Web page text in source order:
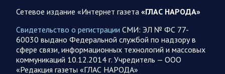
объектам в 6 областях Украины
147 БПЛА, запущенных с территории России, из которых
якобы «сбиты/подавлены» – 114. В Рени…
Сетевое издание «Интернет газета «ГЛАС НАРОДА»
Свидетельство о регистрации СМИ: ЭЛ № ФС 77-
60030 выдано Федеральной службой по надзору в
сфере связи, информационных технологий и массовых
коммуникаций 10.12.2014 г. Учредитель — ООО
«Редакция газеты «ГЛАС НАРОДА»